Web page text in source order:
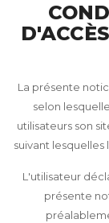
La présente
selon
utilisateurs son
suivant
L'utilisateur
présente